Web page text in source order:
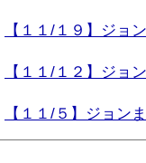
【１１/１９】ジ
【１１/１２】ジ
【１１/５】ジョ